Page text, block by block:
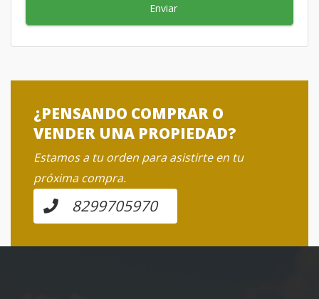
Enviar
¿PENSANDO COMPRAR O
VENDER UNA PROPIEDAD?
Estamos a tu orden para asistirte en tu
próxima compra.
8299705970